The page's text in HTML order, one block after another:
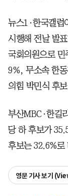
뉴스1·한국갤럽
시행해 전날 발
국회의원으로 민
9%, 무소속 한
의힘 박민식 후
부산MBC·한길
당 하 후보가
후보는 32.6%로
영문 기사 보기